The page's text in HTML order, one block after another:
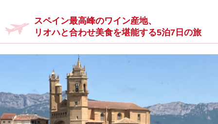
スペイン最高峰のワイン産地、
リオハと合わせ美食を堪能する5泊7日の旅